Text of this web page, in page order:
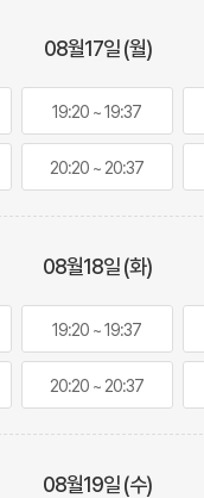
08월17일 (월)
19:20 ~ 19:37
20:20 ~ 20:37
08월18일 (화)
19:20 ~ 19:37
20:20 ~ 20:37
08월19일 (수)